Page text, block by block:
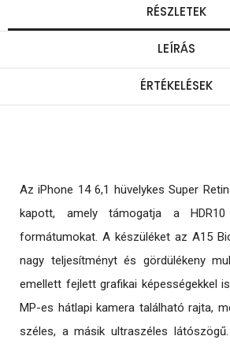
RÉSZLETEK
LEÍRÁS
ÉRTÉKELÉSEK
Az iPhone 14 6,1 hüvelykes Super
kapott, amely támogatja a
formátumokat. A készüléket az A15
nagy teljesítményt és gördülékeny
emellett fejlett grafikai képességekkel
MP-es hátlapi kamera található rajta,
széles, a másik ultraszéles